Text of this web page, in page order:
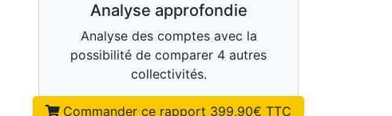
Analyse approfondie
Analyse des comptes avec la
possibilité de comparer 4 autres
collectivités.
Commander ce rapport 399,90€ TTC